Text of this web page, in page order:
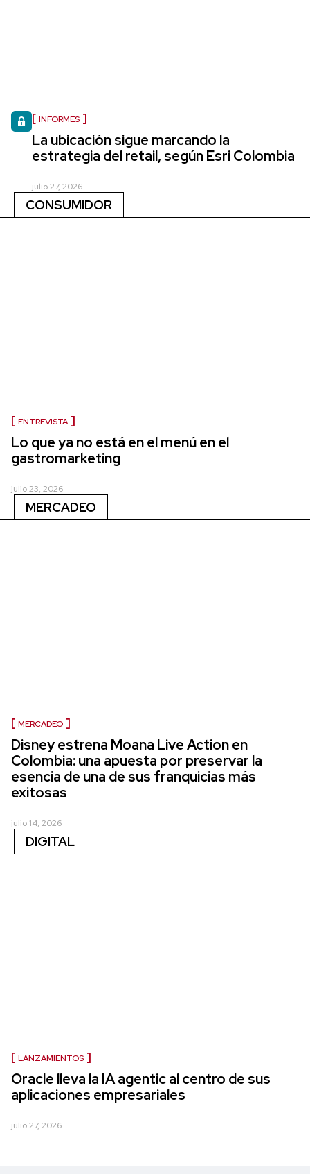
INFORMES
La ubicación sigue marcando la
estrategia del retail, según Esri Colombia
julio 27, 2026
CONSUMIDOR
ENTREVISTA
Lo que ya no está en el menú en el
gastromarketing
julio 23, 2026
MERCADEO
MERCADEO
Disney estrena Moana Live Action en
Colombia: una apuesta por preservar la
esencia de una de sus franquicias más
exitosas
julio 14, 2026
DIGITAL
LANZAMIENTOS
Oracle lleva la IA agentic al centro de sus
aplicaciones empresariales
julio 27, 2026